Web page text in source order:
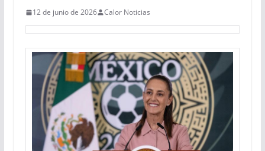
12 de junio de 2026 Calor Noticias